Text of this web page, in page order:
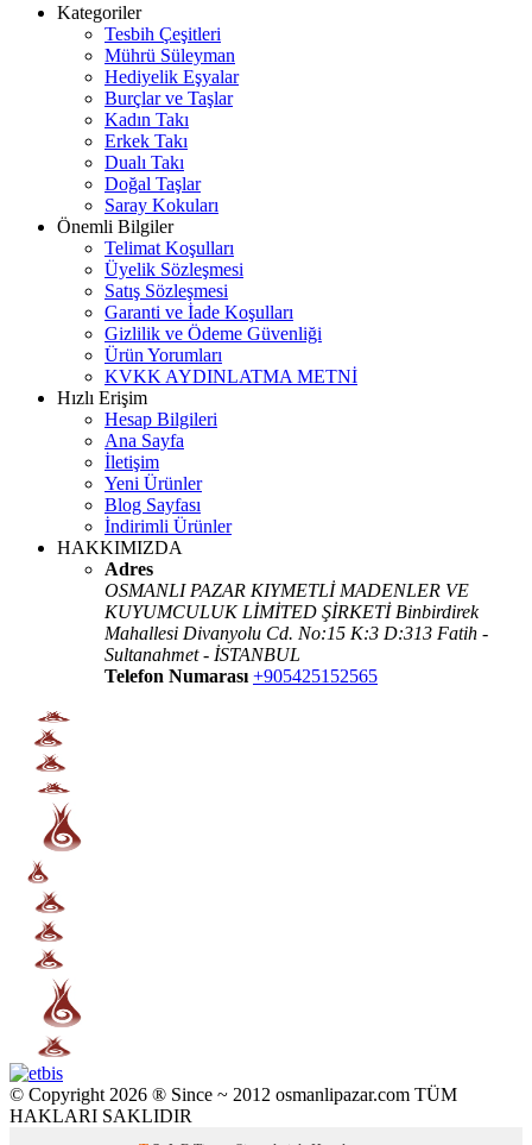
Kategoriler
Tesbih Çeşitleri
Mührü Süleyman
Hediyelik Eşyalar
Burçlar ve Taşlar
Kadın Takı
Erkek Takı
Dualı Takı
Doğal Taşlar
Saray Kokuları
Önemli Bilgiler
Telimat Koşulları
Üyelik Sözleşmesi
Satış Sözleşmesi
Garanti ve İade Koşulları
Gizlilik ve Ödeme Güvenliği
Ürün Yorumları
KVKK AYDINLATMA METNİ
Hızlı Erişim
Hesap Bilgileri
Ana Sayfa
İletişim
Yeni Ürünler
Blog Sayfası
İndirimli Ürünler
HAKKIMIZDA
Adres
OSMANLI PAZAR KIYMETLİ MADENLER VE
KUYUMCULUK LİMİTED ŞİRKETİ Binbirdirek
Mahallesi Divanyolu Cd. No:15 K:3 D:313 Fatih -
Sultanahmet - İSTANBUL
Telefon Numarası +905425152565
© Copyright 2026 ® Since ~ 2012 osmanlipazar.com TÜM
HAKLARI SAKLIDIR